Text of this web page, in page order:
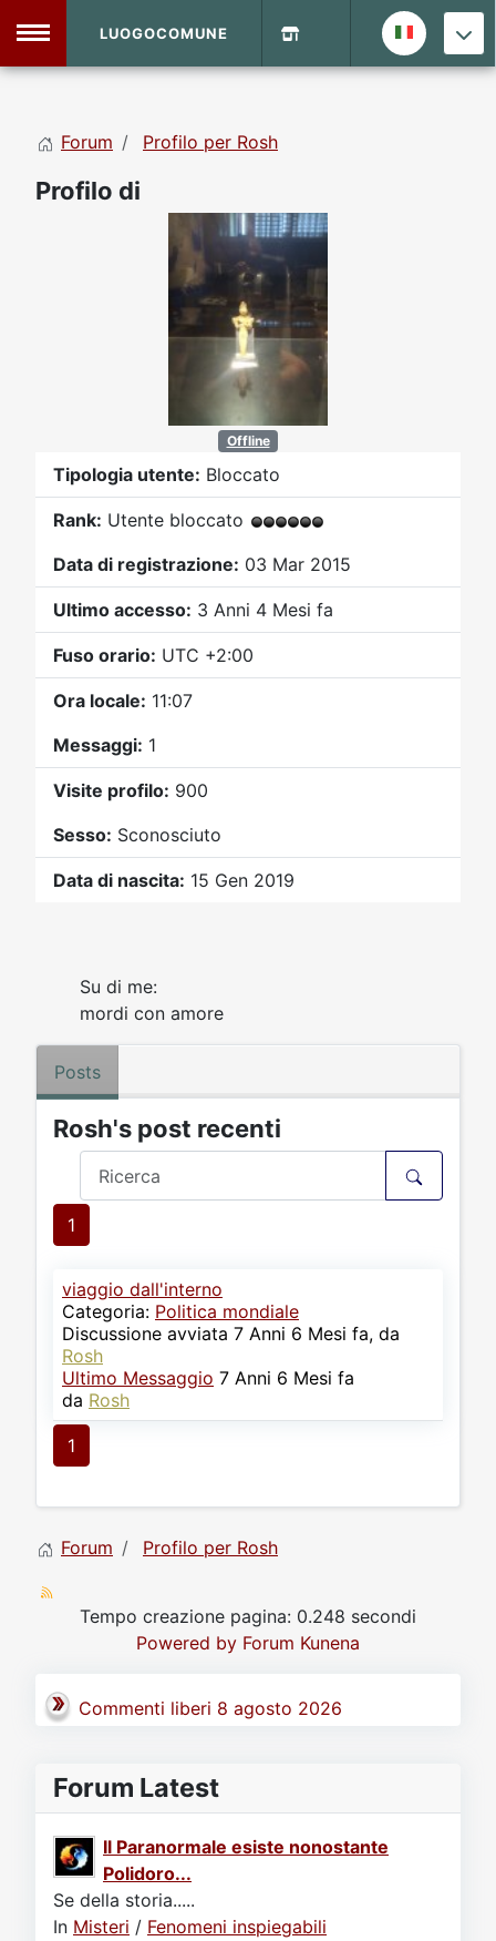
Forum
LUOGOCOMUNE
Forum Profilo per Rosh
Profilo di
Offline
Tipologia utente: Bloccato
Rank: Utente bloccato
Data di registrazione: 03 Mar 2015
Ultimo accesso: 3 Anni 4 Mesi fa
Fuso orario: UTC +2:00
Ora locale: 11:07
Messaggi: 1
Visite profilo: 900
Sesso: Sconosciuto
Data di nascita: 15 Gen 2019
Su di me:
mordi con amore
Posts
Rosh's post recenti
1
viaggio dall'interno
Categoria: Politica mondiale
Discussione avviata 7 Anni 6 Mesi fa, da
Rosh
Ultimo Messaggio 7 Anni 6 Mesi fa
da Rosh
1
Forum Profilo per Rosh
Tempo creazione pagina: 0.248 secondi
Powered by Forum Kunena
Commenti liberi 8 agosto 2026
Forum Latest
Il Paranormale esiste nonostante
Polidoro...
Se della storia.....
In Misteri / Fenomeni inspiegabili